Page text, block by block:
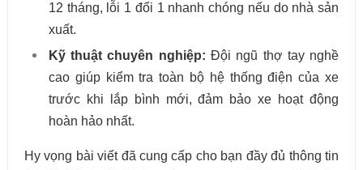
12 tháng, lỗi 1 đổi 1 nhanh chóng nếu do nhà sản
xuất.
Kỹ thuật chuyên nghiệp: Đội ngũ thợ tay nghề
cao giúp kiểm tra toàn bộ hệ thống điện của xe
trước khi lắp bình mới, đảm bảo xe hoạt động
hoàn hảo nhất.
Hy vọng bài viết đã cung cấp cho bạn đầy đủ thông tin